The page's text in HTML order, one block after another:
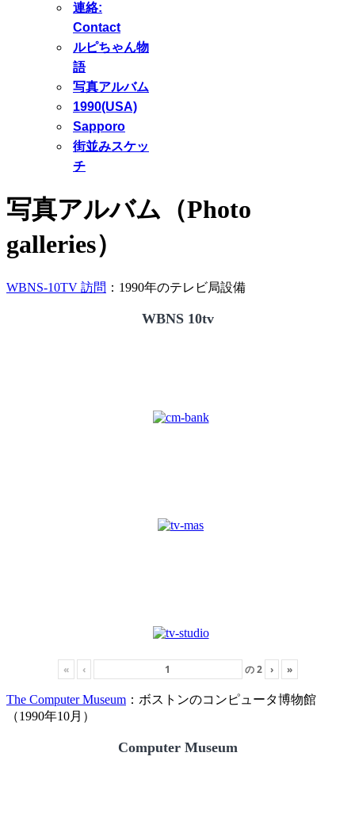
連絡:
Contact
ルピちゃん物
語
写真アルバム
1990(USA)
Sapporo
街並みスケッ
チ
写真アルバム（Photo
galleries）
WBNS-10TV 訪問 ：1990年のテレビ局設備
WBNS 10tv
« ‹ の2 › »
The Computer Museum ：ボストンのコンピュータ博物館
（1990年10月）
Computer Museum